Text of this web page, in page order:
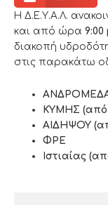
Η Δ.Ε.Υ.Α.Λ.
και από ώρα 9:00
διακοπή
στις παρακάτω
ΚΥΜΗΣ (από
ΑΙΔΗΨΟΥ
ΦΡΕ
Ιστιαίας